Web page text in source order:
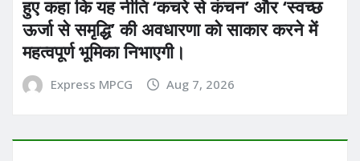
हुए कहा कि यह नीति ‘कचरे से कंचन’ और ‘स्वच्छ
ऊर्जा से समृद्धि’ की अवधारणा को साकार करने में
महत्वपूर्ण भूमिका निभाएगी।
Express MPCG Aug 7, 2026